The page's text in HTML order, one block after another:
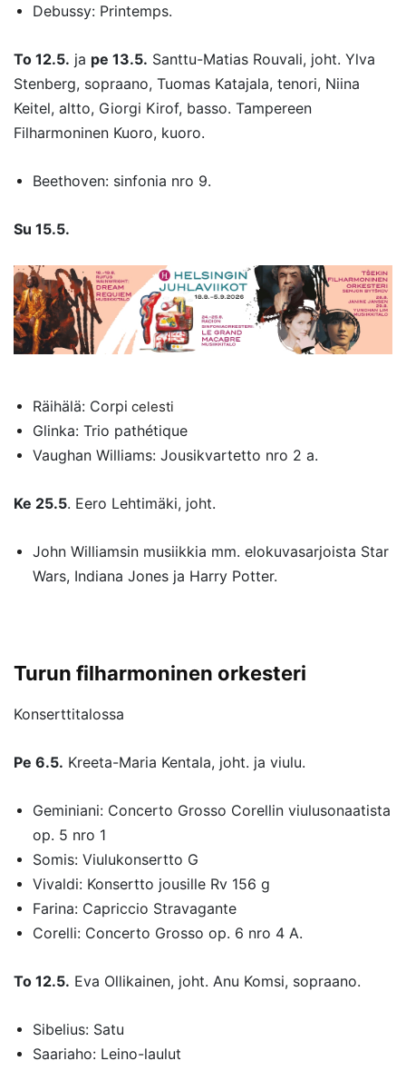
Debussy: Printemps.
To 12.5. ja pe 13.5. Santtu-Matias Rouvali, joht. Ylva
Stenberg, sopraano, Tuomas Katajala, tenori, Niina
Keitel, altto, Giorgi Kirof, basso. Tampereen
Filharmoninen Kuoro, kuoro.
Beethoven: sinfonia nro 9.
Su 15.5.
Räihälä: Corpi celesti
Glinka: Trio pathétique
Vaughan Williams: Jousikvartetto nro 2 a.
Ke 25.5. Eero Lehtimäki, joht.
John Williamsin musiikkia mm. elokuvasarjoista Star
Wars, Indiana Jones ja Harry Potter.
Turun filharmoninen orkesteri
Konserttitalossa
Pe 6.5. Kreeta-Maria Kentala, joht. ja viulu.
Geminiani: Concerto Grosso Corellin viulusonaatista
op. 5 nro 1
Somis: Viulukonsertto G
Vivaldi: Konsertto jousille Rv 156 g
Farina: Capriccio Stravagante
Corelli: Concerto Grosso op. 6 nro 4 A.
To 12.5. Eva Ollikainen, joht. Anu Komsi, sopraano.
Sibelius: Satu
Saariaho: Leino-laulut